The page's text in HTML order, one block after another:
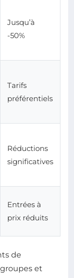
Jusqu’à
-50%
Tarifs
préférentiels
Réductions
significatives
Entrées à
prix réduits
de
et